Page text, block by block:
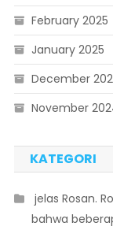
February 2025
January 2025
December
November
KATEGORI
 jelas Rosan.
bahwa